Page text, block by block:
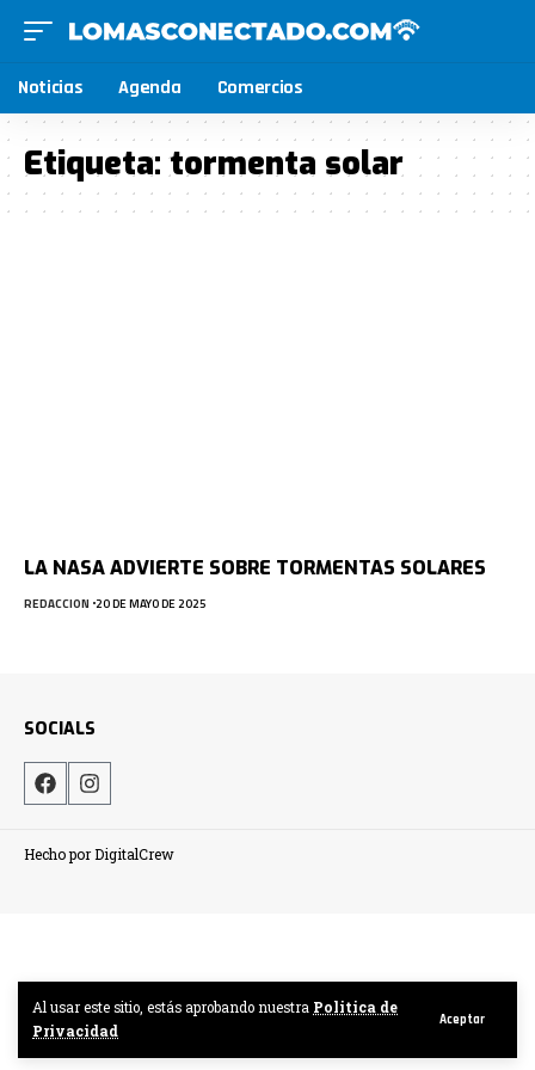
Al usar este sitio, estás aprobando nuestra Politica de
Privacidad
Aceptar
Noticias Agenda Comercios
Etiqueta:tormenta solar
LA NASA ADVIERTE SOBRE TORMENTAS SOLARES
REDACCION 20 DE MAYO DE 2025
SOCIALS
Hecho por DigitalCrew